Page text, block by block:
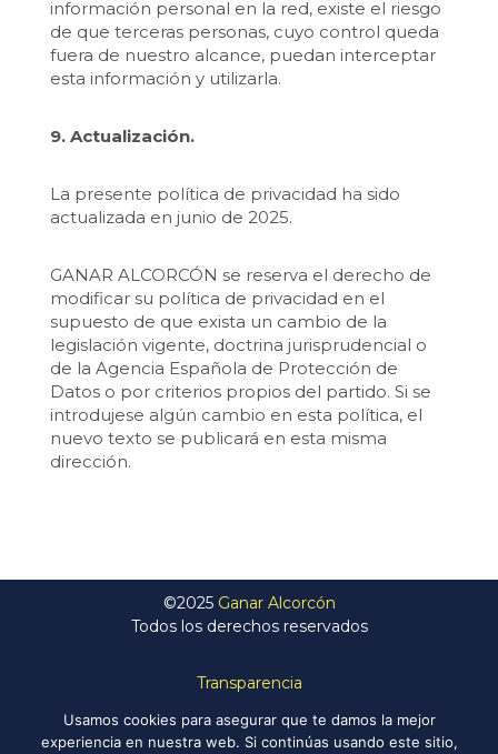
información personal en la red, existe el riesgo
de que terceras personas, cuyo control queda
fuera de nuestro alcance, puedan interceptar
esta información y utilizarla.
9. Actualización.
La presente política de privacidad ha sido
actualizada en junio de 2025.
GANAR ALCORCÓN se reserva el derecho de
modificar su política de privacidad en el
supuesto de que exista un cambio de la
legislación vigente, doctrina jurisprudencial o
de la Agencia Española de Protección de
Datos o por criterios propios del partido. Si se
introdujese algún cambio en esta política, el
nuevo texto se publicará en esta misma
dirección.
©2025 Ganar Alcorcón
Todos los derechos reservados
Transparencia
Aviso Legal
Usamos cookies para asegurar que te damos la mejor
experiencia en nuestra web. Si continúas usando este sitio,